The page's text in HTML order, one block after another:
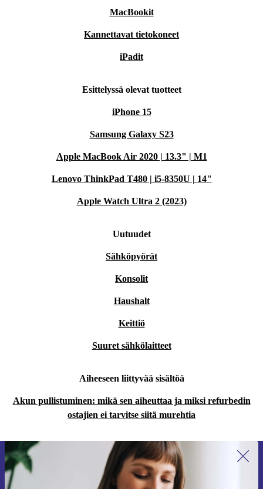
MacBookit
Kannettavat tietokoneet
iPadit
Esittelyssä olevat tuotteet
iPhone 15
Samsung Galaxy S23
Apple MacBook Air 2020 | 13.3" | M1
Lenovo ThinkPad T480 | i5-8350U | 14"
Apple Watch Ultra 2 (2023)
Uutuudet
Sähköpyörät
Konsolit
Haushalt
Keittiö
Suuret sähkölaitteet
Aiheeseen liittyvää sisältöä
Akun pullistuminen: mikä sen aiheuttaa ja miksi refurbedin
ostajien ei tarvitse siitä murehtia
Liity ensimmäistä kertaa uutiskirjeen
tilaajaksi ja säästä 15 €!